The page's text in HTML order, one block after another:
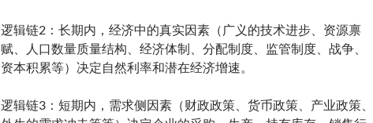
逻辑链2：长期内，经济中的真实因素（广义的技术进步、资源禀
赋、人口数量质量结构、经济体制、分配制度、监管制度、战争、
资本积累等）决定自然利率和潜在经济增速。
逻辑链3：短期内，需求侧因素（财政政策、货币政策、产业政策、